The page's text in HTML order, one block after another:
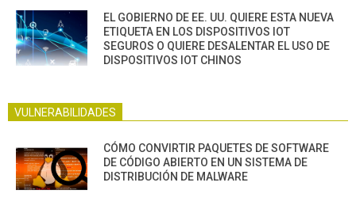
EL GOBIERNO DE EE. UU. QUIERE ESTA NUEVA
ETIQUETA EN LOS DISPOSITIVOS IOT
SEGUROS O QUIERE DESALENTAR EL USO DE
DISPOSITIVOS IOT CHINOS
VULNERABILIDADES
CÓMO CONVIRTIR PAQUETES DE SOFTWARE
DE CÓDIGO ABIERTO EN UN SISTEMA DE
DISTRIBUCIÓN DE MALWARE